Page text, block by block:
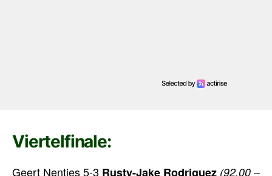
Viertelfinale:
Geert Nentjes 5-3 Rusty-Jake Rodriguez (92,00 –